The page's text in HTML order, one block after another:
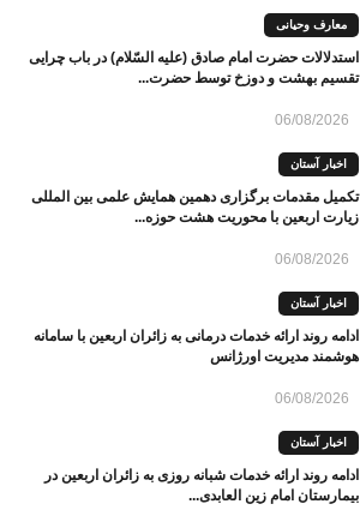
معارف وحیانی
استدلالات حضرت امام صادق (علیه السّلام) در باب چرایی
تقسیم بهشت و دوزخ توسط حضرت...
06/08/2026
اخبار آستان
تکمیل مقدمات برگزاری دهمین همایش علمی بین المللی
زیارت اربعین با محوریت هشت حوزه...
06/08/2026
اخبار آستان
ادامه روند ارائه خدمات درمانی به زائران اربعین با سامانه
هوشمند مدیریت اورژانس
06/08/2026
اخبار آستان
ادامه روند ارائه خدمات شبانه روزی به زائران اربعین در
بیمارستان امام زین العابدی...